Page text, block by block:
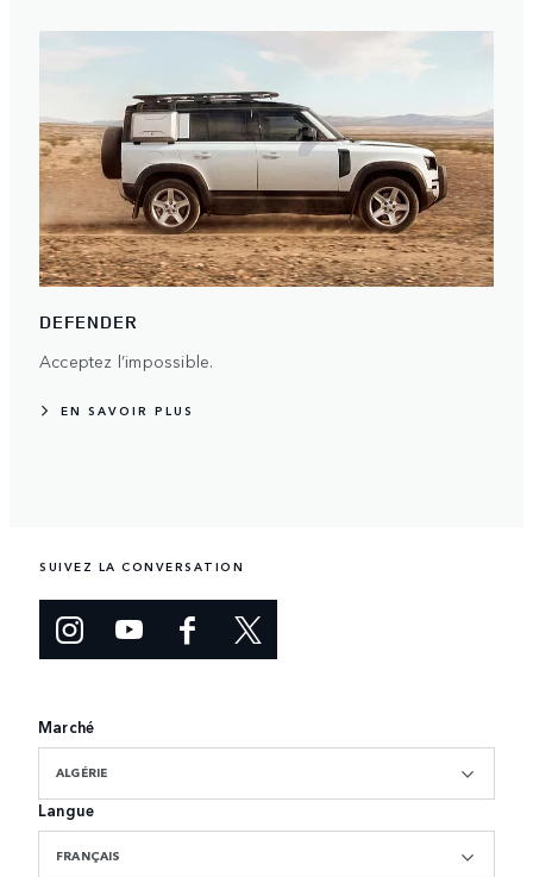
DEFENDER
Acceptez l’impossible.
EN SAVOIR PLUS
SUIVEZ LA CONVERSATION
Marché
ALGÉRIE
Langue
FRANÇAIS